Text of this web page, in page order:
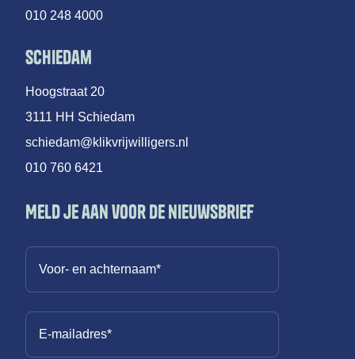
010 248 4000
Schiedam
Hoogstraat 20
3111 HH Schiedam
schiedam@klikvrijwilligers.nl
010 760 6421
Meld je aan voor de nieuwsbrief